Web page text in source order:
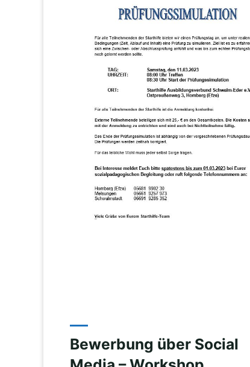
Bewerbung über Social